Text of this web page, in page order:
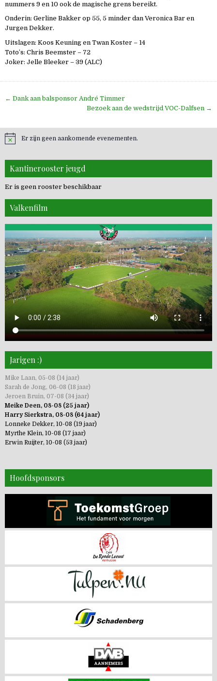
nummers 9 en 10 ook de magische grens bereikt.
Onderin: Gerline Bakker op 55, 5 minder dan Veronica Bar en
Jurgen Dekker.
Uitslagen: Koos Keuning en Twan Koster – 14
Toto’s: Chris Beemster – 72
Joker: Jelle Bleeker – 39 (ALC)
Bericht
← Dank aan balsponsor André Timmer
Bezoek aan de wedstrijd VOC-Dalfsen →
Er zijn geen aankomende evenementen.
Kantinerooster jeugd
Er is geen rooster beschikbaar
Valkenfilm
Jarigen :)
Mike Laan, 05-08 (14 jaar)
Sarah de Jong, 06-08 (18 jaar)
Jeroen Bruin, 07-08 (34 jaar)
Meike Deen, 08-08 (25 jaar)
Harry Sierkstra, 08-08 (64 jaar)
Lonneke Dekker, 10-08 (19 jaar)
Myrthe Klein, 10-08 (17 jaar)
Erwin Ruijter, 10-08 (53 jaar)
Hoofdsponsors